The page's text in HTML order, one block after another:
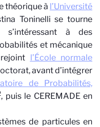
théorique à l’Université
Toninelli se tourne
à des
et mécanique
l’École normale
avant d’intégrer
de Probabilités,
, puis le CEREMADE en
de particules en